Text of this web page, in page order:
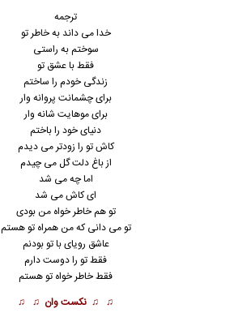
ترجمه
خدا می داند به خاطر تو
سوختم به راستی
فقط با عشق تو
زندگی خودم را ساختم
برای چشمانت پروانه وار
برای موهایت شانه وار
دنیای خود را باختم
کاش تو را زودتر می دیدم
از باغ دلت گل می چیدم
اما چه می شد
ای کاش می شد
تو هم خاطر خواه من بودی
تو می دانی که من همراه تو هستم
عاشق رویای با تو بودنم
فقط تو را دوست دارم
فقط خاطر خواه تو هستم
♫ ♫ نکست وان ♫ ♫